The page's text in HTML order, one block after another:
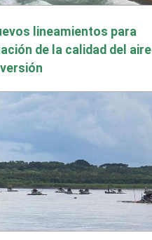
lineamientos para
de la calidad del aire